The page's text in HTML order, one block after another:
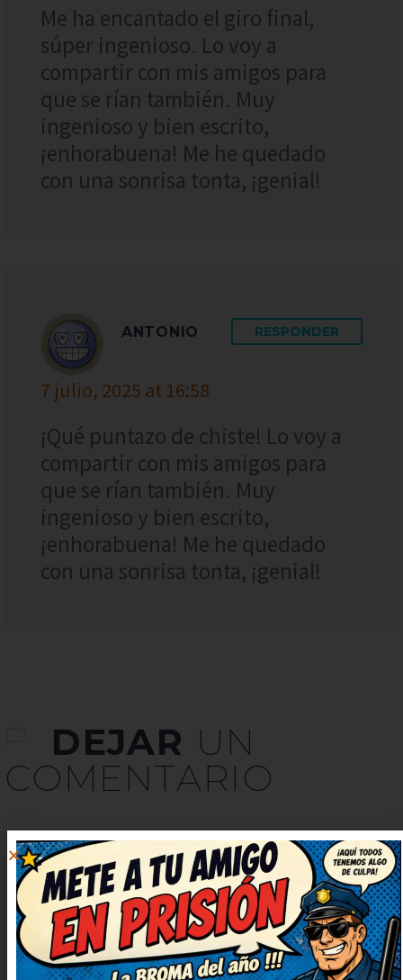
Me ha encantado el giro final,
súper ingenioso. Lo voy a
compartir con mis amigos para
que se rían también. Muy
ingenioso y bien escrito,
¡enhorabuena! Me he quedado
con una sonrisa tonta, ¡genial!
ANTONIO
7 julio, 2025 at 16:58
RESPONDER
¡Qué puntazo de chiste! Lo voy a
compartir con mis amigos para
que se rían también. Muy
ingenioso y bien escrito,
¡enhorabuena! Me he quedado
con una sonrisa tonta, ¡genial!
DEJAR UN
COMENTARIO